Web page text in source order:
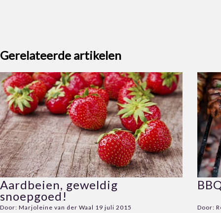
Gerelateerde artikelen
Aardbeien, geweldig
snoepgoed!
Door: Marjoleine van der Waal 19 juli 2015 Door: